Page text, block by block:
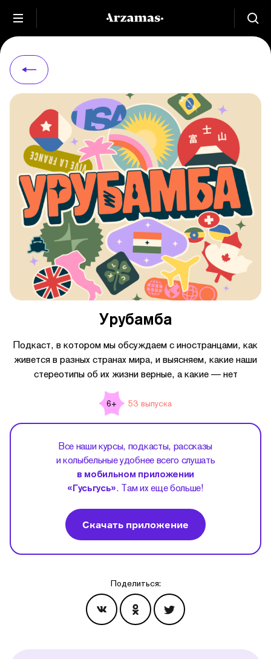
Урубамба
Подкаст, в котором мы обсуждаем с иностранцами, как
живется в разных странах мира, и выясняем, какие наши
стереотипы об их жизни верные, а какие — нет
6+ 53 выпуска
Все наши курсы, подкасты, рассказы
и колыбельные удобнее всего слушать
в мобильном приложении
«Гусьгусь». Там их еще больше!
Скачать приложение
Поделиться: